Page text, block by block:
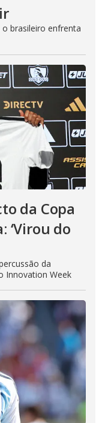
brasileiro enfrenta
da Copa
‘Virou do
da
Innovation Week